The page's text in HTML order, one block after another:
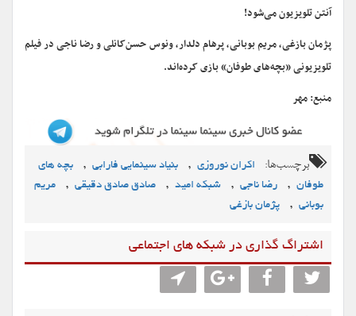
آنتن تلویزیون می‌شود!
پژمان بازغی، مریم بوبانی، پرهام دلدار، ونوس حسن‌کانلی و رضا ناجی در فیلم
تلویزیونی «بچه‌های طوفان» بازی کرده‌اند.
منبع: مهر
برچسب‌ها: اکران نوروزی , بنیاد سینمایی فارابی ,
بچه های
طوفان , رضا ناجی , شبکه امید , صادق صادق دقیقی ,
مریم
بوبانی , پژمان بازغی
اشتراگ گذاری در شبکه های اجتماعی